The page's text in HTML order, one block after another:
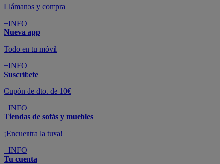
Llámanos y compra
+INFO
Nueva app
Todo en tu móvil
+INFO
Suscríbete
Cupón de dto. de 10€
+INFO
Tiendas de sofás y muebles
¡Encuentra la tuya!
+INFO
Tu cuenta